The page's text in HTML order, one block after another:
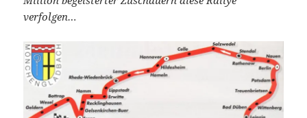
verfolgen…